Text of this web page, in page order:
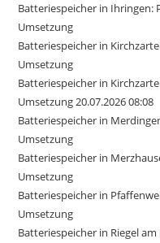
Batteriespeicher in Ihringen:
Umsetzung
Batteriespeicher in
Umsetzung
Batteriespeicher in
Umsetzung 20.07.2026 08:08
Batteriespeicher in
Umsetzung
Batteriespeicher in
Umsetzung
Batteriespeicher in
Umsetzung
Batteriespeicher in Riegel